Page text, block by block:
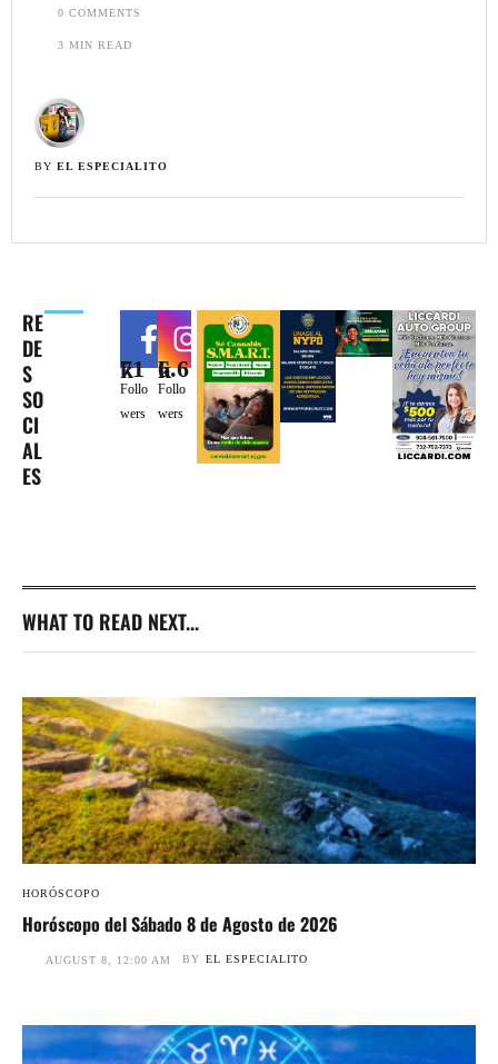
0 COMMENTS
3 MIN READ
BY EL ESPECIALITO
RE
DE
S
SO
CI
AL
ES
71k
Follo
wers
6.6k
Follo
wers
WHAT TO READ NEXT...
HORÓSCOPO
Horóscopo del Sábado 8 de Agosto de 2026
AUGUST 8, 12:00 AM BY EL ESPECIALITO